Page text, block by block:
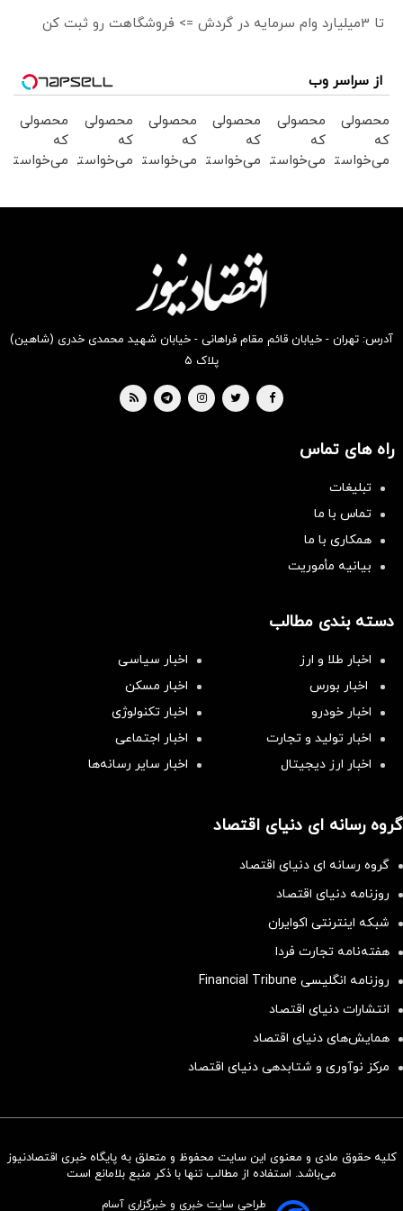
سرمایه‌گذاری همسنگ با شاخص
تا 3میلیارد وام سرمایه در گردش => فروشگاهت رو ثبت کن
از سراسر وب
محصولی
که
می‌خواستی
محصولی
که
می‌خواستی
محصولی
که
می‌خواستی
بخر !
محصولی
که
می‌خواستی
بخر !
محصولی
که
می‌خواستی
محصولی
که
می‌خواستی
آدرس: تهران - خیابان قائم مقام فراهانی - خیابان شهید محمدی خدری (شاهین)
پلاک ۵
راه های تماس
تبلیغات
تماس با ما
همکاری با ما
بیانیه مأموریت
دسته بندی مطالب
اخبار طلا و ارز
اخبار سیاسی
اخبار بورس
اخبار مسکن
اخبار خودرو
اخبار تکنولوژی
اخبار تولید و تجارت
اخبار اجتماعی
اخبار ارز دیجیتال
اخبار سایر رسانه‌‌ها
گروه رسانه ای دنیای اقتصاد
گروه رسانه ای دنیای اقتصاد
روزنامه دنیای اقتصاد
شبکه اینترنتی اکوایران
هفته‌نامه تجارت فردا
روزنامه انگلیسی Financial Tribune
انتشارات دنیای اقتصاد
همایش‌های دنیای اقتصاد
مرکز نوآوری و شتابدهی دنیای اقتصاد
کلیه حقوق مادی و معنوی این سایت محفوظ و متعلق به پایگاه خبری اقتصادنیوز
می‌باشد. استفاده از مطالب تنها با ذکر منبع بلامانع است
طراحی سایت خبری و خبرگزاری آسام